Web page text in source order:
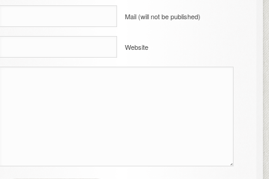
Mail (will not be published)
Website